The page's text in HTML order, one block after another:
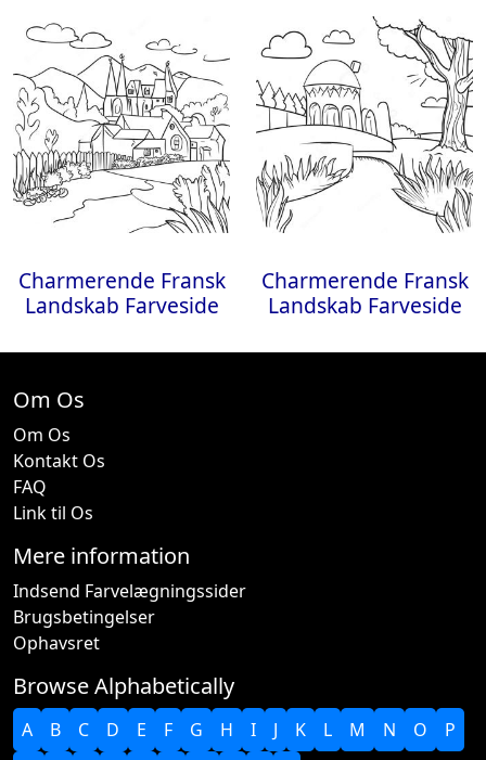
Charmerende Fransk
Landskab Farveside
Charmerende Fransk
Landskab Farveside
Om Os
Om Os
Kontakt Os
FAQ
Link til Os
Mere information
Indsend Farvelægningssider
Brugsbetingelser
Ophavsret
Browse Alphabetically
A B C D E F G H I J K L M N O P